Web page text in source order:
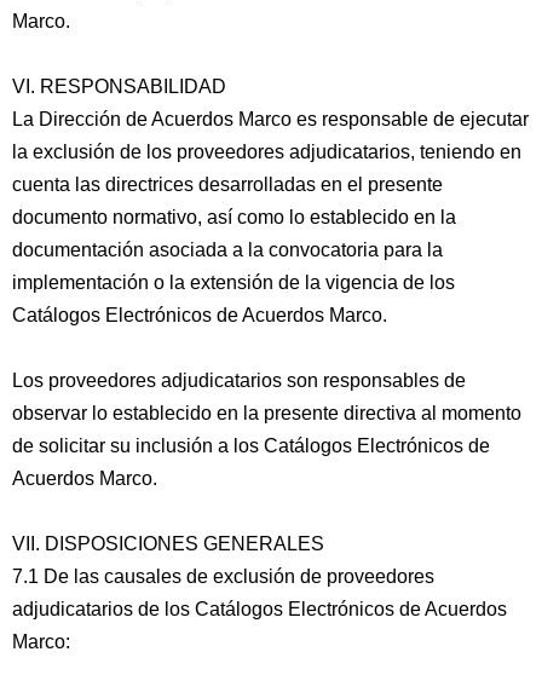
Marco.
VI. RESPONSABILIDAD
La Dirección de Acuerdos Marco es responsable de ejecutar
la exclusión de los proveedores adjudicatarios, teniendo en
cuenta las directrices desarrolladas en el presente
documento normativo, así como lo establecido en la
documentación asociada a la convocatoria para la
implementación o la extensión de la vigencia de los
Catálogos Electrónicos de Acuerdos Marco.
Los proveedores adjudicatarios son responsables de
observar lo establecido en la presente directiva al momento
de solicitar su inclusión a los Catálogos Electrónicos de
Acuerdos Marco.
VII. DISPOSICIONES GENERALES
7.1 De las causales de exclusión de proveedores
adjudicatarios de los Catálogos Electrónicos de Acuerdos
Marco: